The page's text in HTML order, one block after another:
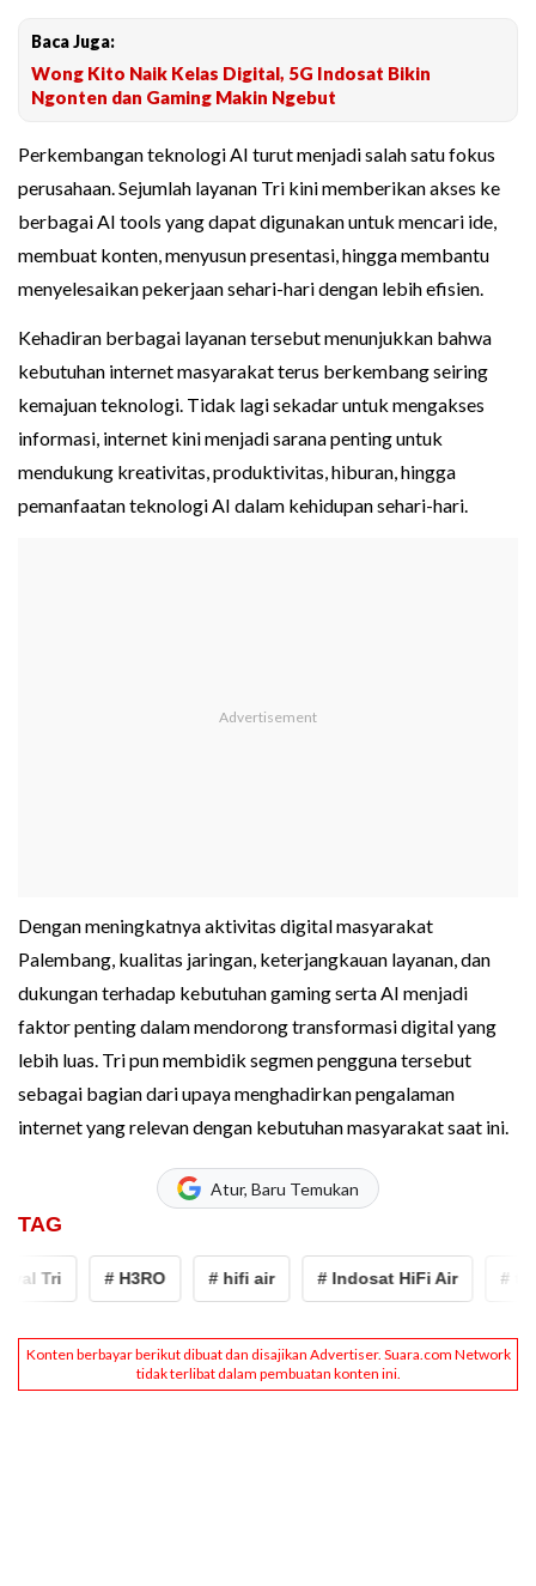
Baca Juga:
Wong Kito Naik Kelas Digital, 5G Indosat Bikin
Ngonten dan Gaming Makin Ngebut
Perkembangan teknologi AI turut menjadi salah satu fokus
perusahaan. Sejumlah layanan Tri kini memberikan akses ke
berbagai AI tools yang dapat digunakan untuk mencari ide,
membuat konten, menyusun presentasi, hingga membantu
menyelesaikan pekerjaan sehari-hari dengan lebih efisien.
Kehadiran berbagai layanan tersebut menunjukkan bahwa
kebutuhan internet masyarakat terus berkembang seiring
kemajuan teknologi. Tidak lagi sekadar untuk mengakses
informasi, internet kini menjadi sarana penting untuk
mendukung kreativitas, produktivitas, hiburan, hingga
pemanfaatan teknologi AI dalam kehidupan sehari-hari.
Dengan meningkatnya aktivitas digital masyarakat
Palembang, kualitas jaringan, keterjangkauan layanan, dan
dukungan terhadap kebutuhan gaming serta AI menjadi
faktor penting dalam mendorong transformasi digital yang
lebih luas. Tri pun membidik segmen pengguna tersebut
sebagai bagian dari upaya menghadirkan pengalaman
internet yang relevan dengan kebutuhan masyarakat saat ini.
Atur, Baru Temukan
TAG
# H3RO # hifi air # Indosat HiFi Air # tri